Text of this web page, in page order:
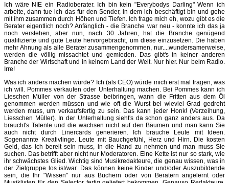
Ich wäre NIE ein Radioberater. Ich bin kein "Everybodys Darling" Wenn ich
arbeite, dann tue ich das für den Sender, in dem ich beschäftigt bin und gehe
mit ihm zusammen durch Höhen und Tiefen. Ich frage mich eh, wozu gibt es die
Berater eigentlich noch? Anfänglich - die Branche war neu - konnte ich das ja
noch verstehen, aber nun, nach 30 Jahren, hat die Branche genügend
qualifizierte und gute Leute hervorgebracht, um diese einzusetzen. Die haben
mehr Ahnung als alle Berater zusammengenommen, nur....wundersamerweise,
werden die völlig missachtet und gemieden. Das gibt's in keiner anderen
Branche der Wirtschaft und in keinem Land der Welt. Nur hier. Nur beim Radio.
Irre!
Was ich anders machen würde? Ich (als CEO) würde mich erst mal fragen, was
ich will. Pommes verkaufen oder Unterhaltung machen. Bei Pommes kann ich
Lieschen Müller von der Strasse beibringen, wann die Fritten aus dem Öl
genommen werden müssen und wie oft die Wurst bei wieviel Grad gedreht
werden muss, um verkaufsfertig zu sein. Das kann jeder Honk! (Verzeihung,
Liesschen Müller). In der Unterhaltung sieht's da schon ganz anders aus. Da
braucht's Talente und die wachsen nicht auf den Bäumen und man kann Sie
auch nicht durch Linercards generieren. Ich brauche Leute mit Ideen.
Sogenannte Kreativlinge. Leute mit Bauchgefühl, Herz und Hirn. Die kosten
Geld, das ich bereit sein muss, in die Hand zu nehmen und man muss Sie
suchen. Das betrifft aber nicht nur Moderatoren. Eine Kette ist nur so stark, wie
ihr schwächstes Glied. Wichtig sind Musikredakteure, die genau wissen, was in
der Zielgruppe los ist/war. Das können keine Kinder und/oder Auszubildende
sein, die Ihr "Wissen" nur aus Büchern oder von Beratern angelernt oder